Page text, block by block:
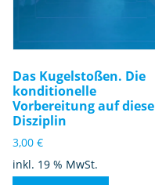
Das Kugelstoßen. Die
konditionelle
Vorbereitung auf diese
Disziplin
3,00 €
inkl. 19 % MwSt.